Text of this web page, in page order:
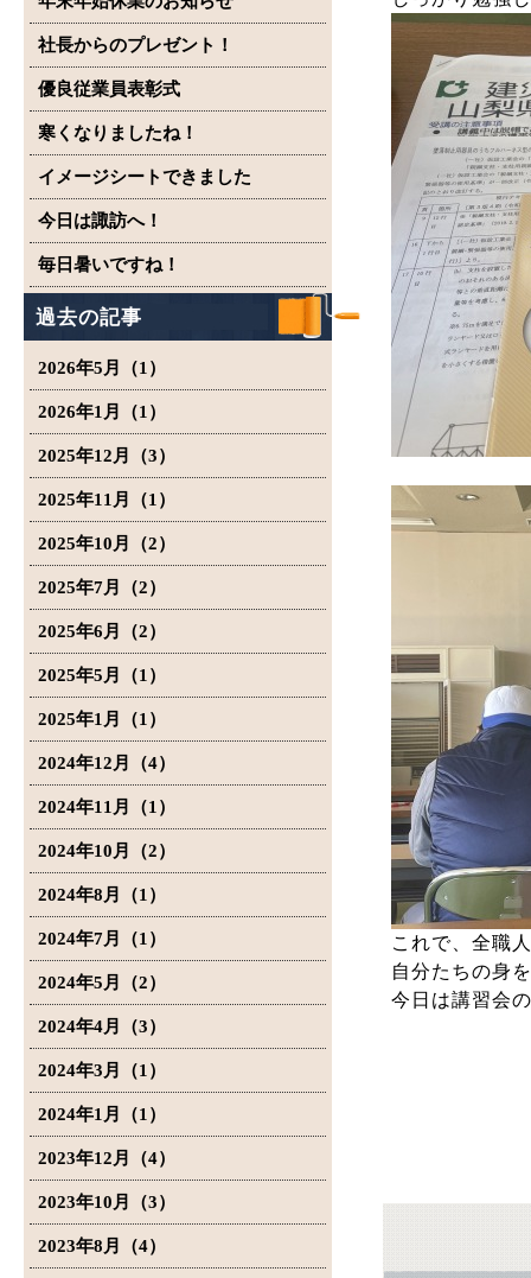
社長からのプレゼント！
優良従業員表彰式
寒くなりましたね！
イメージシートできました
今日は諏訪へ！
毎日暑いですね！
過去の記事
2026年5月（1）
2026年1月（1）
2025年12月（3）
2025年11月（1）
2025年10月（2）
2025年7月（2）
2025年6月（2）
2025年5月（1）
2025年1月（1）
2024年12月（4）
2024年11月（1）
2024年10月（2）
2024年8月（1）
2024年7月（1）
2024年5月（2）
2024年4月（3）
2024年3月（1）
2024年1月（1）
2023年12月（4）
2023年10月（3）
2023年8月（4）
これで、全職
自分たちの身
今日は講習会